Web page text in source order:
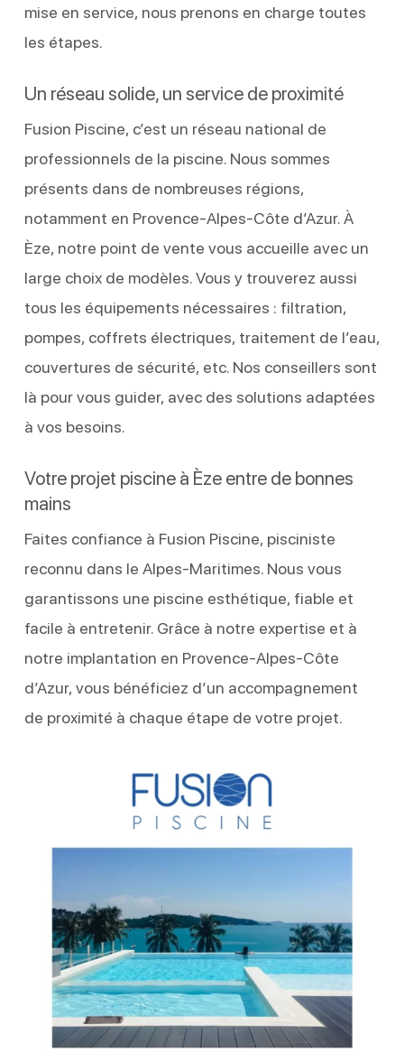
mise en service, nous prenons en charge toutes
les étapes.
Un réseau solide, un service de proximité
Fusion Piscine, c’est un réseau national de
professionnels de la piscine. Nous sommes
présents dans de nombreuses régions,
notamment en Provence-Alpes-Côte d’Azur. À
Èze, notre point de vente vous accueille avec un
large choix de modèles. Vous y trouverez aussi
tous les équipements nécessaires : filtration,
pompes, coffrets électriques, traitement de l’eau,
couvertures de sécurité, etc. Nos conseillers sont
là pour vous guider, avec des solutions adaptées
à vos besoins.
Votre projet piscine à Èze entre de bonnes
mains
Faites confiance à Fusion Piscine, pisciniste
reconnu dans le Alpes-Maritimes. Nous vous
garantissons une piscine esthétique, fiable et
facile à entretenir. Grâce à notre expertise et à
notre implantation en Provence-Alpes-Côte
d’Azur, vous bénéficiez d’un accompagnement
de proximité à chaque étape de votre projet.